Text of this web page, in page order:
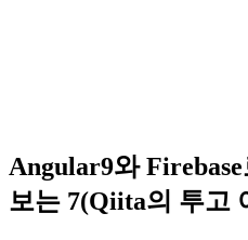
Angular9와
보는 7(Qiita의 투고